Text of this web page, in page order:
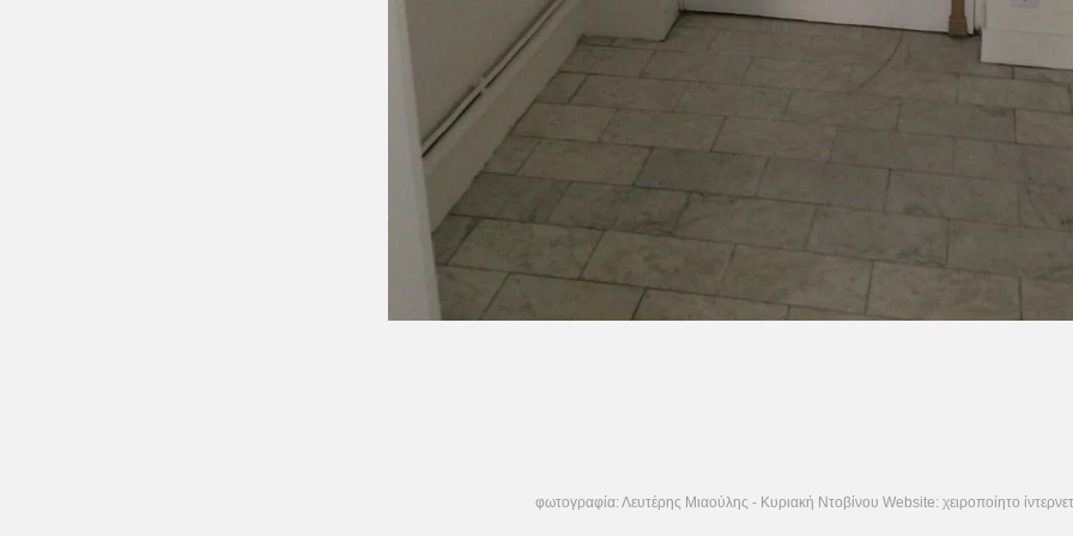
φωτογραφία: Λευτέρης Μιαούλης - Κυριακή Ντοβίνου Website: χειροποίητο ίντερνετ